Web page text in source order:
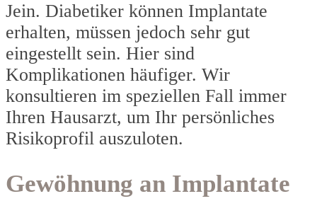
Jein. Diabetiker können Implantate
erhalten, müssen jedoch sehr gut
eingestellt sein. Hier sind
Komplikationen häufiger. Wir
konsultieren im speziellen Fall immer
Ihren Hausarzt, um Ihr persönliches
Risikoprofil auszuloten.
Gewöhnung an Implantate